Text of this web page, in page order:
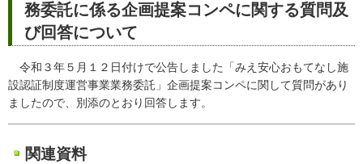
務委託に係る企画提案コンペに関する質問及
び回答について
令和３年５月１２日付けで公告しました「みえ安心おもてなし施
設認証制度運営事業業務委託」企画提案コンペに関して質問があり
ましたので、別添のとおり回答します。
関連資料